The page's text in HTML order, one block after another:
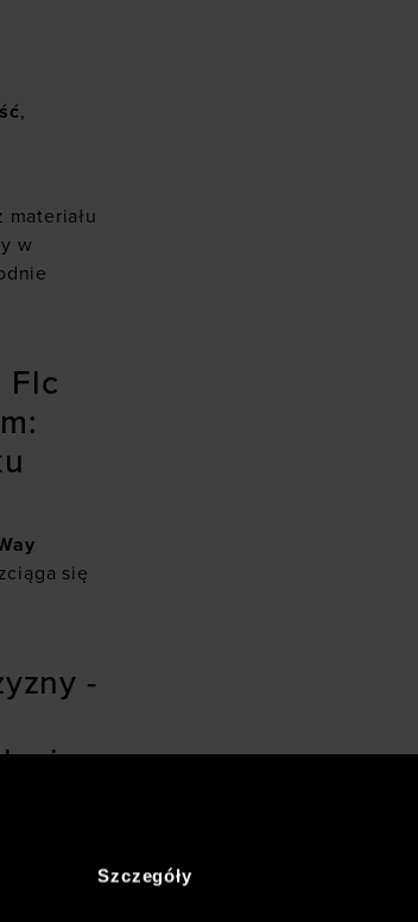
Szczegóły
,
w
Flc
się
-
wkładany
o